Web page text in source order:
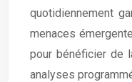
quotidiennement
menaces
pour bénéficier de
analyses